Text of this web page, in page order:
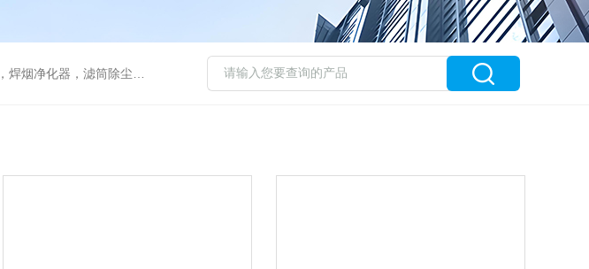
除尘器，除尘设备配件，喷淋塔